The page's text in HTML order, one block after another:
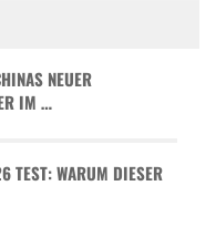
NEUER
IM …
TEST: WARUM DIESER